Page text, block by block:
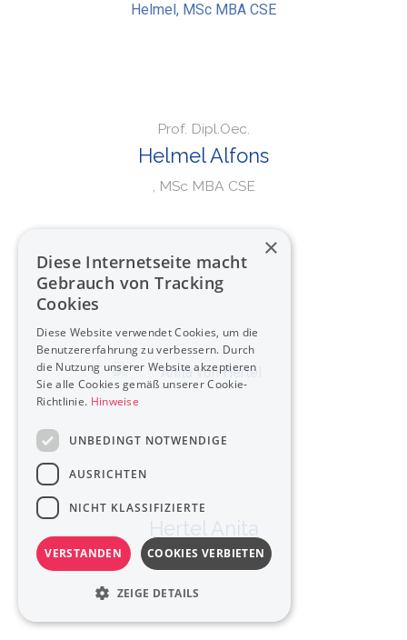
Prof. Dipl.Oec.
Helmel Alfons
, MSc MBA CSE
Hertel Anita
×
Diese Internetseite macht
Gebrauch von Tracking
Cookies
Diese Website verwendet Cookies, um die
Benutzererfahrung zu verbessern. Durch
die Nutzung unserer Website akzeptieren
Sie alle Cookies gemäß unserer Cookie-
Richtlinie. Hinweise
UNBEDINGT NOTWENDIGE
AUSRICHTEN
NICHT KLASSIFIZIERTE
VERSTANDEN COOKIES VERBIETEN
ZEIGE DETAILS